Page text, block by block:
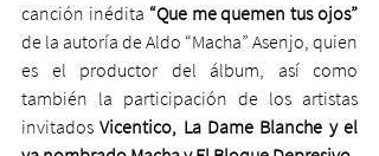
canción inédita “Que me quemen tus ojos”
de la autoría de Aldo “Macha” Asenjo, quien
es el productor del álbum, así como
también la participación de los artistas
invitados Vicentico, La Dame Blanche y el